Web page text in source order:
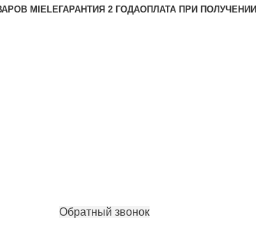
MIELEГАРАНТИЯ 2 ГОДАОПЛАТА ПРИ ПОЛУЧЕНИИ
Обратный звонок